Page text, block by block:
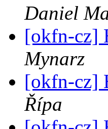
Daniel
[okfn-cz]
Mynarz
[okfn-cz]
Řípa